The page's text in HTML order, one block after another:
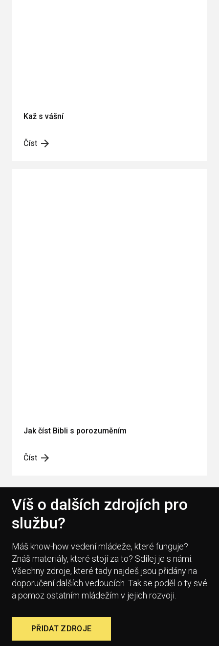
Kaž s vášní
Číst
Jak číst Bibli s porozuměním
Číst
Víš o dalších zdrojích pro
službu?
Máš know-how vedení mládeže, které funguje?
Znáš materiály, které stojí za to? Sdílej je s námi.
Všechny zdroje, které tady najdeš jsou přidány na
doporučení dalších vedoucích. Tak se poděl o ty své
a pomoz ostatním mládežím v jejich rozvoji.
PŘIDAT ZDROJE